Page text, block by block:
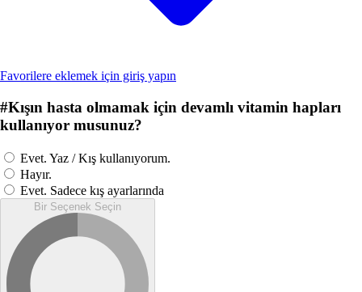
Favorilere eklemek için giriş yapın
#Kışın hasta olmamak için devamlı vitamin hapları
kullanıyor musunuz?
Evet. Yaz / Kış kullanıyorum.
Hayır.
Evet. Sadece kış ayarlarında
Bir Seçenek Seçin